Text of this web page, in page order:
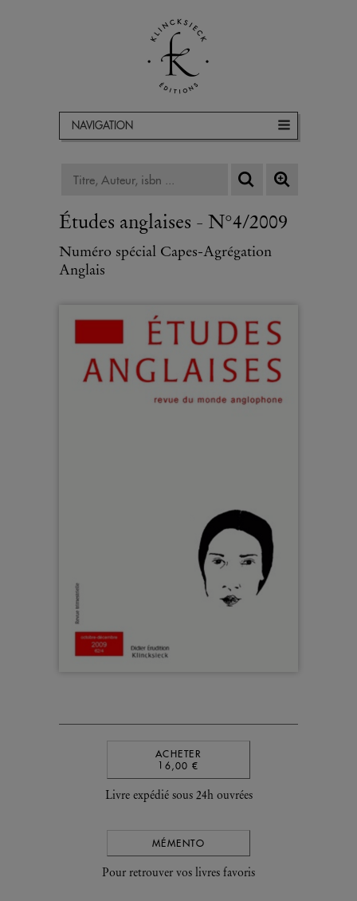
NAVIGATION
Études anglaises - N°4/2009
Numéro spécial Capes-Agrégation
Anglais
ACHETER
16,00 €
Livre expédié sous 24h ouvrées
MÉMENTO
Pour retrouver vos livres favoris